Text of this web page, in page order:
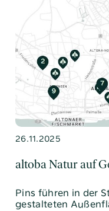
26.11.2025
altoba Natur auf
Pins führen in der
gestalteten